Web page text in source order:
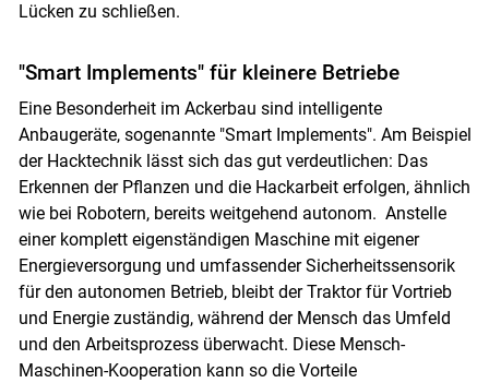
Lücken zu schließen.
"Smart Implements" für kleinere Betriebe
Eine Besonderheit im Ackerbau sind intelligente
Anbaugeräte, sogenannte "Smart Implements". Am Beispiel
der Hacktechnik lässt sich das gut verdeutlichen: Das
Erkennen der Pflanzen und die Hackarbeit erfolgen, ähnlich
wie bei Robotern, bereits weitgehend autonom. Anstelle
einer komplett eigenständigen Maschine mit eigener
Energieversorgung und umfassender Sicherheitssensorik
für den autonomen Betrieb, bleibt der Traktor für Vortrieb
und Energie zuständig, während der Mensch das Umfeld
und den Arbeitsprozess überwacht. Diese Mensch-
Maschinen-Kooperation kann so die Vorteile